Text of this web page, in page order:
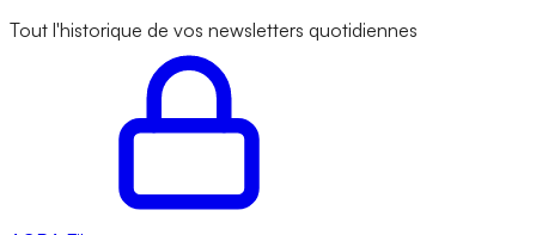
Tout l'historique de vos newsletters quotidiennes